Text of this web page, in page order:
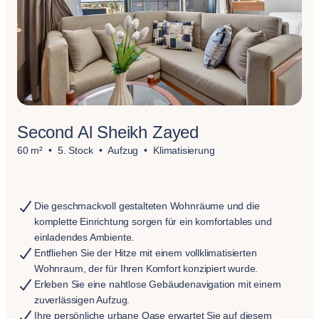
Second Al Sheikh Zayed
60 m² 5. Stock Aufzug Klimatisierung
Die geschmackvoll gestalteten Wohnräume und die
komplette Einrichtung sorgen für ein komfortables und
einladendes Ambiente.
Entfliehen Sie der Hitze mit einem vollklimatisierten
Wohnraum, der für Ihren Komfort konzipiert wurde.
Erleben Sie eine nahtlose Gebäudenavigation mit einem
zuverlässigen Aufzug.
Ihre persönliche urbane Oase erwartet Sie auf diesem